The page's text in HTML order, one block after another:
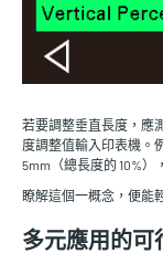
若要調整垂直長度，應
度調整值輸入印表機。
5mm（總長度的 10%）
瞭解這個一概念，便能
多元應用的可